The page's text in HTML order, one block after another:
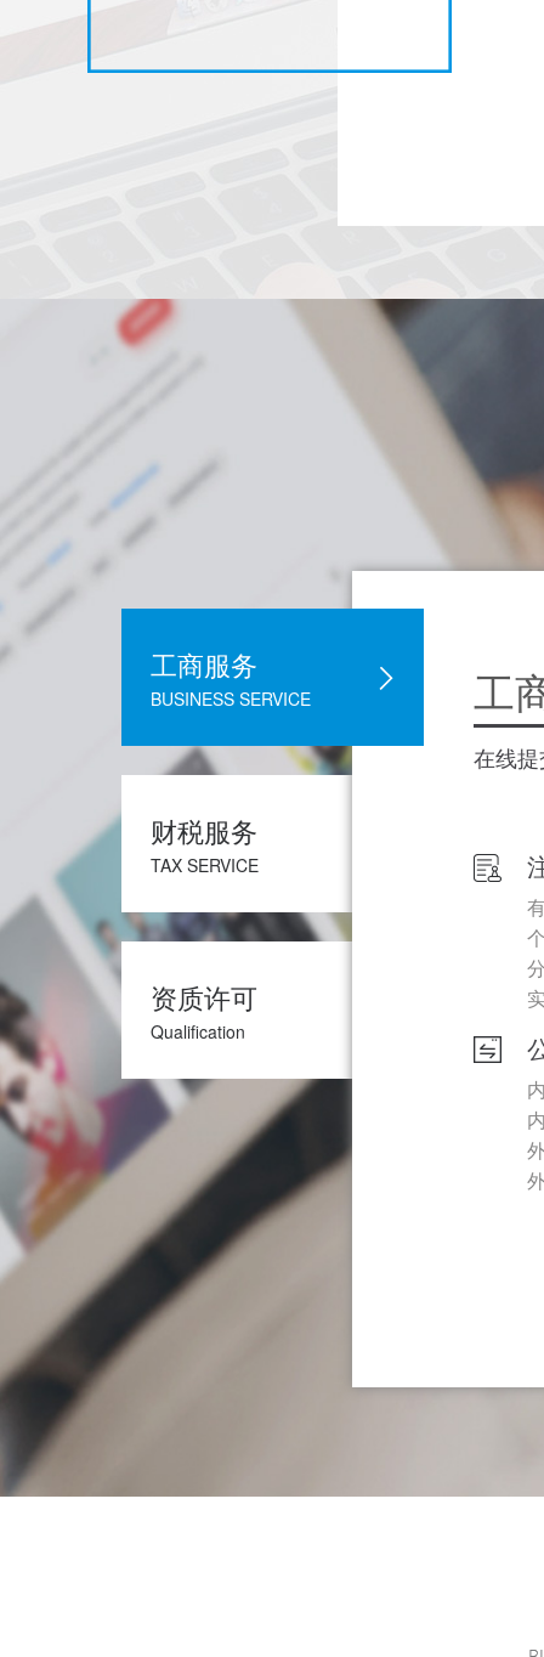
工商服务
BUSINESS SERVICE
财税服务
TAX SERVICE
资质许可
Qualification
工
在线